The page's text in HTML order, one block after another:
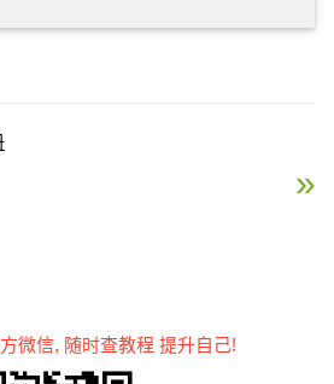
函数 PHP str_word_count()
微信, 随时查教程 提升自己!